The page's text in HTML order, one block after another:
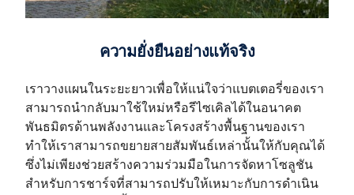
ความยั่งยืนอย่างแท้จริง
เราวางแผนในระยะยาวเพื่อให้แน่ใจว่าแบตเตอรี่ของเรา
สามารถนำกลับมาใช้ใหม่หรือรีไซเคิลได้ในอนาคต
พันธมิตรด้านพลังงานและโครงสร้างพื้นฐานของเรา
ทำให้เราสามารถขยายสายสัมพันธ์เหล่านั้นให้กับคุณได้
ซึ่งไม่เพียงช่วยสร้างความร่วมมือในการจัดหาโซลูชัน
สำหรับการชาร์จที่สามารถปรับให้เหมาะกับการดำเนิน